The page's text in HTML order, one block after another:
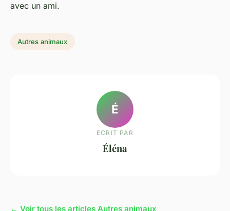
avec un ami.
Autres animaux
É
ECRIT PAR
Éléna
← Voir tous les articles Autres animaux